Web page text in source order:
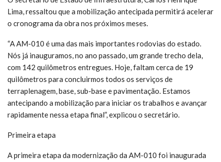
Lima, ressaltou que a mobilização antecipada permitirá acelerar
o cronograma da obra nos próximos meses.
“A AM-010 é uma das mais importantes rodovias do estado.
Nós já inauguramos, no ano passado, um grande trecho dela,
com 142 quilômetros entregues. Hoje, faltam cerca de 19
quilômetros para concluirmos todos os serviços de
terraplenagem, base, sub-base e pavimentação. Estamos
antecipando a mobilização para iniciar os trabalhos e avançar
rapidamente nessa etapa final”, explicou o secretário.
Primeira etapa
A primeira etapa da modernização da AM-010 foi inaugurada